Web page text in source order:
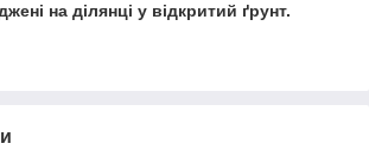
на ділянці у відкритий ґрунт.